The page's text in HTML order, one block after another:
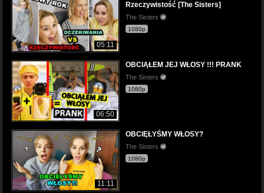
05:11
Rzeczywistość [The Sisters]
The Sisters
1080p
06:50
OBCIĄŁEM JEJ WŁOSY !!! PRANK
The Sisters
1080p
11:11
OBCIĘŁYŚMY WŁOSY?
The Sisters
1080p